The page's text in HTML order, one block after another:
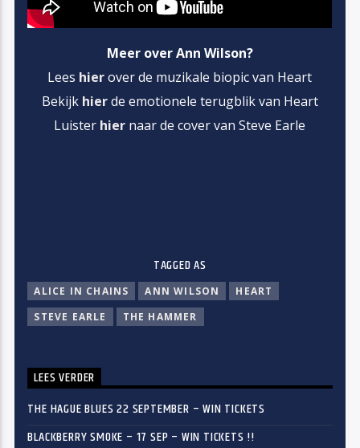
Meer over Ann Wilson?
Lees hier over de muzikale biopic van Heart
Bekijk hierde emotionele terugblik van Heart
Luister hier naar de cover van Steve Earle
TAGGED AS
ALICE IN CHAINS ANN WILSON
HEART
STEVE EARLE
THE HAMMER
LEES VERDER
THE HAGUE BLUES 22 SEPTEMBER – WIN TICKETS
BLACKBERRY SMOKE – 17 SEP – WIN TICKETS !!